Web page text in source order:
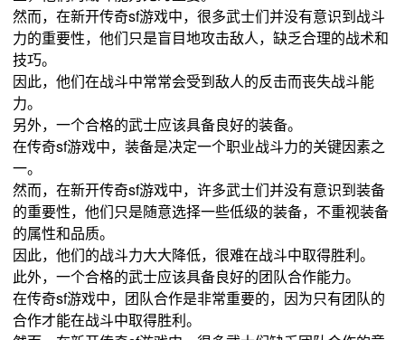
然而，在新开传奇sf游戏中，很多武士们并没有意识到战斗
力的重要性，他们只是盲目地攻击敌人，缺乏合理的战术和
技巧。
因此，他们在战斗中常常会受到敌人的反击而丧失战斗能
力。
另外，一个合格的武士应该具备良好的装备。
在传奇sf游戏中，装备是决定一个职业战斗力的关键因素之
一。
然而，在新开传奇sf游戏中，许多武士们并没有意识到装备
的重要性，他们只是随意选择一些低级的装备，不重视装备
的属性和品质。
因此，他们的战斗力大大降低，很难在战斗中取得胜利。
此外，一个合格的武士应该具备良好的团队合作能力。
在传奇sf游戏中，团队合作是非常重要的，因为只有团队的
合作才能在战斗中取得胜利。